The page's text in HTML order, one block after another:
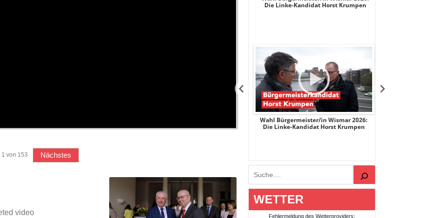
1 von 153 Nächstes
Die Linke-Kandidat Horst Krumpen
BSW-Kandidat Nils Jörn
SPD-Kandidat Frank Junge
Wahl Bürgermeister/in Wismar 2026:
Die Linke-Kandidat Horst Krumpen
Suchen
WETTER
Fehlermeldung des Wetterproviders: